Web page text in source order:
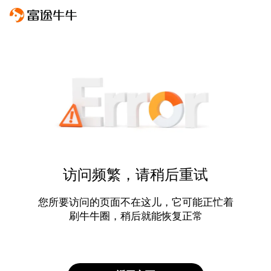
访问频繁，请稍后重试
您所要访问的页面不在这儿，它可能正忙着
刷牛牛圈，稍后就能恢复正常